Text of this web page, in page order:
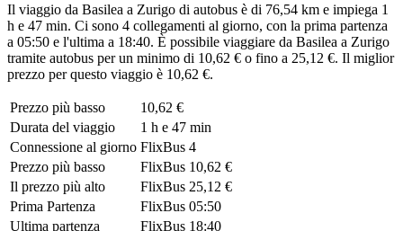
Il viaggio da Basilea a Zurigo di autobus è di 76,54 km e impiega 1
h e 47 min. Ci sono 4 collegamenti al giorno, con la prima partenza
a 05:50 e l'ultima a 18:40. È possibile viaggiare da Basilea a Zurigo
tramite autobus per un minimo di 10,62 € o fino a 25,12 €. Il miglior
prezzo per questo viaggio è 10,62 €.
Prezzo più basso
10,62 €
Durata del viaggio
1 h e 47 min
Connessione al giorno FlixBus 4
Prezzo più basso
FlixBus 10,62 €
Il prezzo più alto
FlixBus 25,12 €
Prima Partenza
FlixBus 05:50
Ultima partenza
FlixBus 18:40